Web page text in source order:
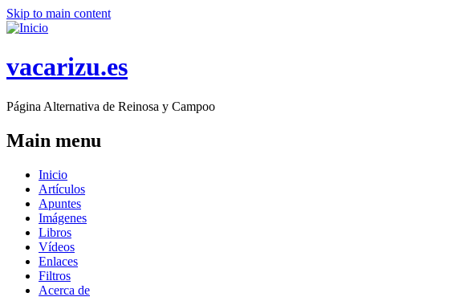
Skip to main content
vacarizu.es
Página Alternativa de Reinosa y Campoo
Main menu
Inicio
Artículos
Apuntes
Imágenes
Libros
Vídeos
Enlaces
Filtros
Acerca de